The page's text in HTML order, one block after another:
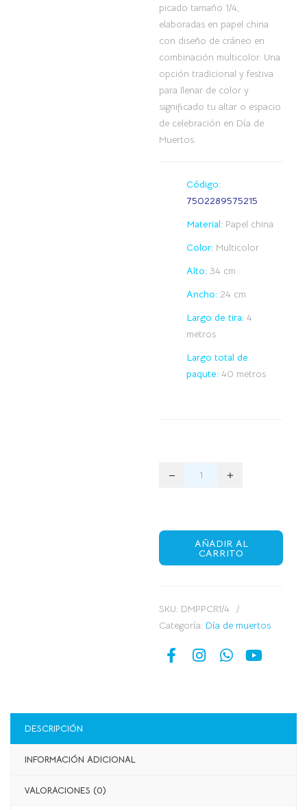
picado tamaño 1/4,
elaboradas en papel china
con diseño de cráneo en
combinación multicolor. Una
opción tradicional y festiva
para llenar de color y
significado tu altar o espacio
de celebración en Día de
Muertos.
Código:
7502289575215
Material: Papel china
Color: Multicolor
Alto:34 cm
Ancho: 24 cm
Largo de tira:4
metros
Largo total de
paqute:40 metros
AÑADIR AL
CARRITO
SKU: DMPPCR1/4
Categoría: Día de muertos
DESCRIPCIÓN
INFORMACIÓN ADICIONAL
VALORACIONES (0)